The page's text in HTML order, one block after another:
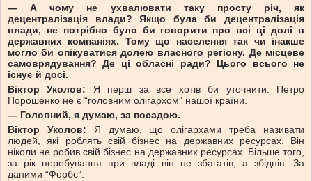
— А чому не ухвалювати таку просту річ, як
децентралізація влади? Якщо була би децентралізація
влади, не потрібно було би говорити про всі ці долі в
державних компаніях. Тому що населення так чи інакше
могло би опікуватися долею власного регіону. Де місцеве
самоврядування? Де ці обласні ради? Цього всього не
існує й досі.
Віктор Уколов: Я перш за все хотів би уточнити. Петро
Порошенко не є “головним олігархом” нашої країни.
— Головний, я думаю, за посадою.
Віктор Уколов: Я думаю, що олігархами треба називати
людей, які роблять свій бізнес на державних ресурсах. Він
ніколи не робив свій бізнес на державних ресурсах. Більше того,
за рік перебування при владі він не збагатів, а збіднів. За
даними “Форбс”.